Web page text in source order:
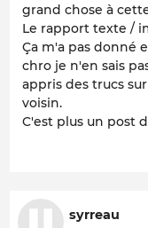
grand chose à
Le rapport texte /
Ça m'a pas donné
chro je n'en sais
appris des trucs
voisin.
C'est plus un post
syrreau